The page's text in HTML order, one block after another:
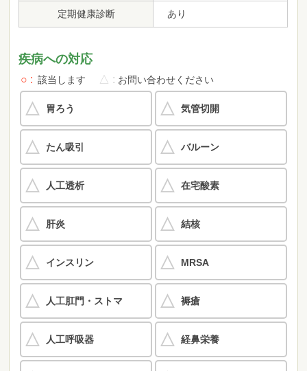
定期健康診断 あり
疾病への対応
○ 該当します △ お問い合わせください
胃ろう 気管切開
たん吸引 バルーン
人工透析 在宅酸素
肝炎 結核
インスリン MRSA
人工肛門・ストマ 褥瘡
人工呼吸器 経鼻栄養